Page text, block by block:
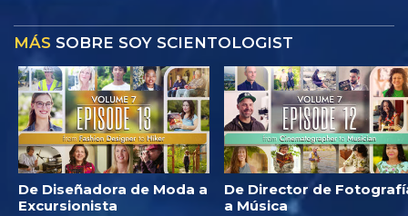
MÁS SOBRE SOY SCIENTOLOGIST
De Diseñadora de Moda a
Excursionista
De Director de
a Música